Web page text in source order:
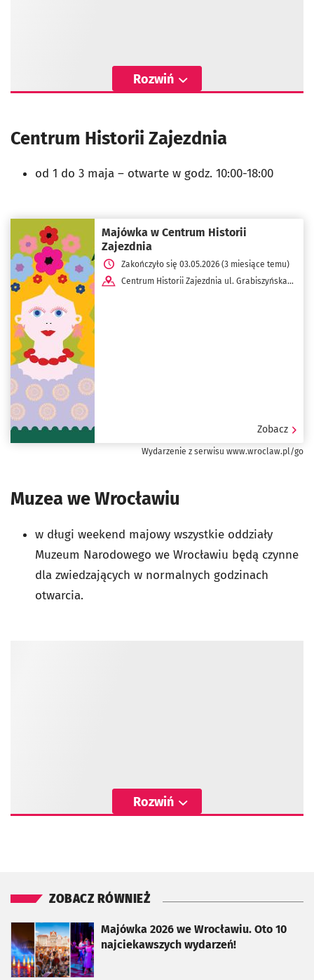
Rozwiń
Centrum Historii Zajezdnia
od 1 do 3 maja – otwarte w godz. 10:00-18:00
Majówka w Centrum Historii
Zajezdnia
Zakończyło się 03.05.2026 (3 miesiące temu)
Centrum Historii Zajezdnia ul. Grabiszyńska
Zobacz
Wydarzenie z serwisu www.wroclaw.pl/go
Muzea we Wrocławiu
w długi weekend majowy wszystkie oddziały
Muzeum Narodowego we Wrocławiu będą czynne
dla zwiedzających w normalnych godzinach
otwarcia.
Rozwiń
ZOBACZ RÓWNIEŻ
Majówka 2026 we Wrocławiu. Oto 10
najciekawszych wydarzeń!
otworzy się w nowej karcie